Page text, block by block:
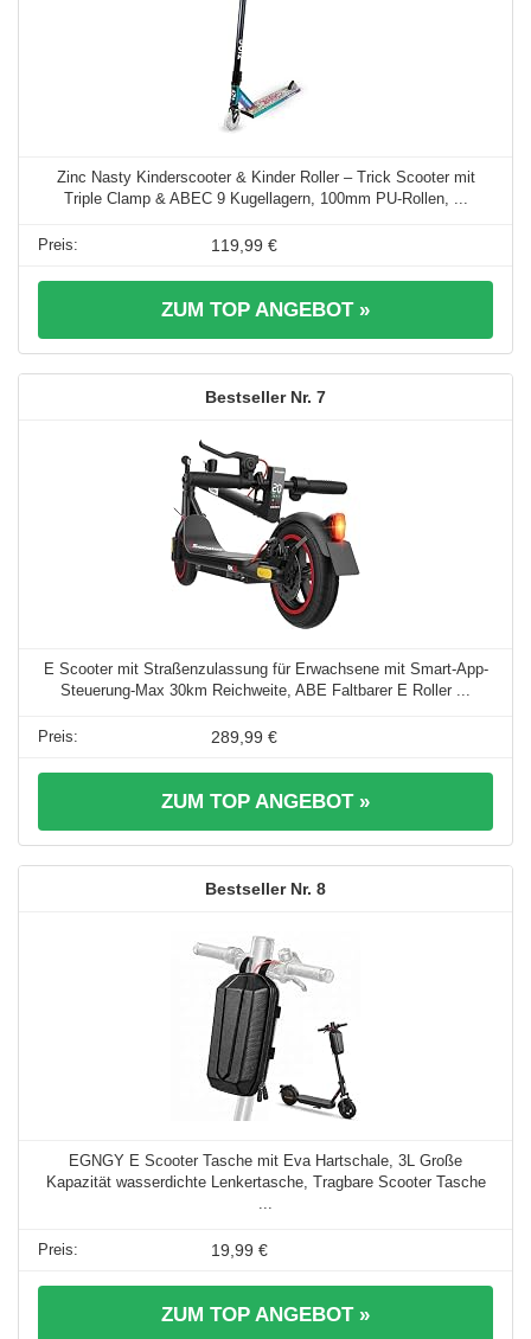
Zinc Nasty Kinderscooter & Kinder Roller – Trick Scooter mit
Triple Clamp & ABEC 9 Kugellagern, 100mm PU-Rollen, ...
119,99 €
ZUM TOP ANGEBOT »
7
E Scooter mit Straßenzulassung für Erwachsene mit Smart-App-
Steuerung-Max 30km Reichweite, ABE Faltbarer E Roller ...
289,99 €
ZUM TOP ANGEBOT »
8
EGNGY E Scooter Tasche mit Eva Hartschale, 3L Große
Kapazität wasserdichte Lenkertasche, Tragbare Scooter Tasche
...
19,99 €
ZUM TOP ANGEBOT »